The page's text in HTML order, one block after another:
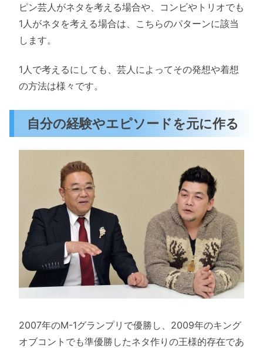
ピン芸人がネタを考える場合や、コンビやトリオでも
1人がネタを考える場合は、こちらのパターンに該当
します。
1人で考えるにしても、芸人によってその発想や着想
の方法は様々です。
自分の経験やエピソードを元に作る
2007年のM-1グランプリで優勝し、2009年のキング
オブコントでも準優勝したネタ作りの王様的存在であ